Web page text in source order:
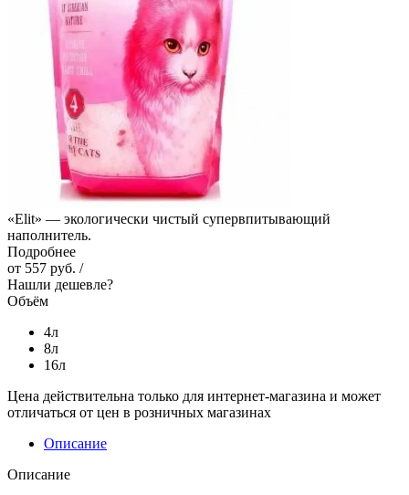
«Elit» — экологически чистый супервпитывающий
наполнитель.
Подробнее
от 557 руб. /
Нашли дешевле?
Объём
4л
8л
16л
Цена действительна только для интернет-магазина и может
отличаться от цен в розничных магазинах
Описание
Описание